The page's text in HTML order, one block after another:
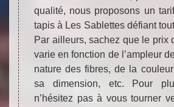
qualité, nous proposons un
tapis à Les Sablettes défiant
Par ailleurs, sachez que le prix
varie en fonction de l’ampleur
nature des fibres, de la
sa dimension, etc. Pour
n’hésitez pas à vous tourner